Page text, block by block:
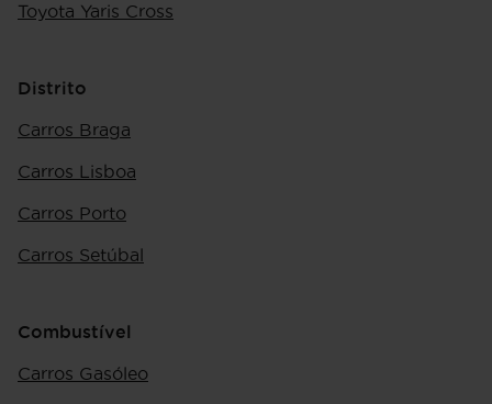
Toyota Yaris Cross
Distrito
Carros Braga
Carros Lisboa
Carros Porto
Carros Setúbal
Combustível
Carros Gasóleo